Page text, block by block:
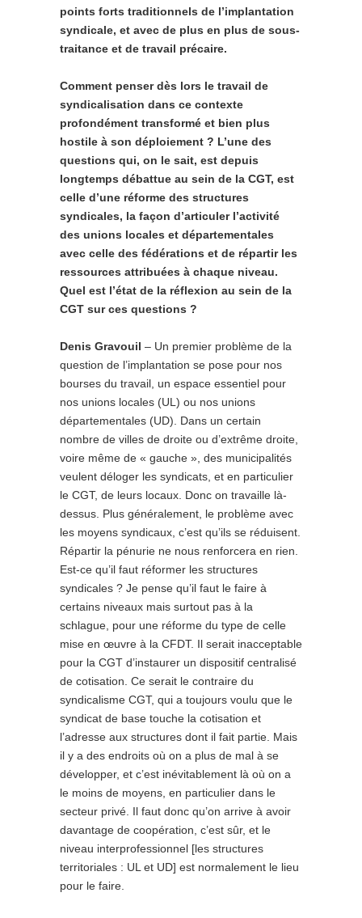
points forts traditionnels de l’implantation
syndicale, et avec de plus en plus de sous-
traitance et de travail précaire.
Comment penser dès lors le travail de
syndicalisation dans ce contexte
profondément transformé et bien plus
hostile à son déploiement ? L’une des
questions qui, on le sait, est depuis
longtemps débattue au sein de la CGT, est
celle d’une réforme des structures
syndicales, la façon d’articuler l’activité
des unions locales et départementales
avec celle des fédérations et de répartir les
ressources attribuées à chaque niveau.
Quel est l’état de la réflexion au sein de la
CGT sur ces questions ?
Denis Gravouil – Un premier problème de la
question de l’implantation se pose pour nos
bourses du travail, un espace essentiel pour
nos unions locales (UL) ou nos unions
départementales (UD). Dans un certain
nombre de villes de droite ou d’extrême droite,
voire même de « gauche », des municipalités
veulent déloger les syndicats, et en particulier
le CGT, de leurs locaux. Donc on travaille là-
dessus. Plus généralement, le problème avec
les moyens syndicaux, c’est qu’ils se réduisent.
Répartir la pénurie ne nous renforcera en rien.
Est-ce qu’il faut réformer les structures
syndicales ? Je pense qu’il faut le faire à
certains niveaux mais surtout pas à la
schlague, pour une réforme du type de celle
mise en œuvre à la CFDT. Il serait inacceptable
pour la CGT d’instaurer un dispositif centralisé
de cotisation. Ce serait le contraire du
syndicalisme CGT, qui a toujours voulu que le
syndicat de base touche la cotisation et
l’adresse aux structures dont il fait partie. Mais
il y a des endroits où on a plus de mal à se
développer, et c’est inévitablement là où on a
le moins de moyens, en particulier dans le
secteur privé. Il faut donc qu’on arrive à avoir
davantage de coopération, c’est sûr, et le
niveau interprofessionnel [les structures
territoriales : UL et UD] est normalement le lieu
pour le faire.